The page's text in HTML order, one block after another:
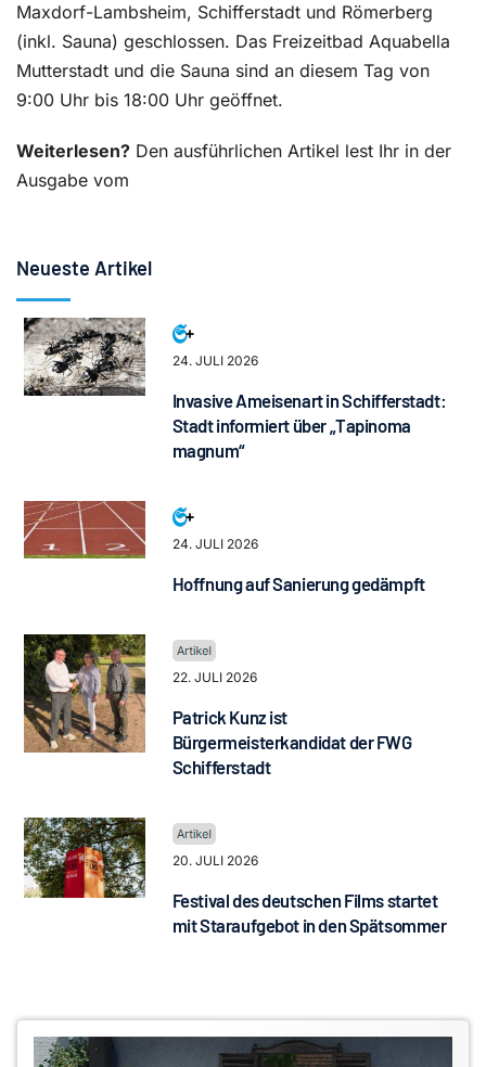
Maxdorf-Lambsheim, Schifferstadt und Römerberg
(inkl. Sauna) geschlossen. Das Freizeitbad Aquabella
Mutterstadt und die Sauna sind an diesem Tag von
9:00 Uhr bis 18:00 Uhr geöffnet.
Weiterlesen? Den ausführlichen Artikel lest Ihr in der
Ausgabe vom
Neueste Artikel
24. JULI 2026
Invasive Ameisenart in Schifferstadt:
Stadt informiert über „Tapinoma
magnum“
24. JULI 2026
Hoffnung auf Sanierung gedämpft
22. JULI 2026
Patrick Kunz ist
Bürgermeisterkandidat der FWG
Schifferstadt
20. JULI 2026
Festival des deutschen Films startet
mit Staraufgebot in den Spätsommer